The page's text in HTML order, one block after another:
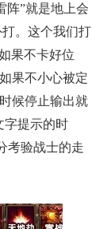
阵”就是地上会
。这个我们打
果不卡好位
果不小心被定
候停止输出就
字提示的时
考验战士的走